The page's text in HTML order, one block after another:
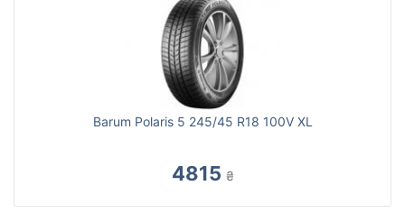
Barum Polaris 5 245/45 R18 100V XL
4815 ₴